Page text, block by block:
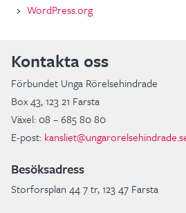
WordPress.org
Kontakta oss
Förbundet Unga Rörelsehindrade
Box 43, 123 21 Farsta
Växel: 08 – 685 80 80
E-post:
Besöksadress
Storforsplan 44 7 tr, 123 47 Farsta